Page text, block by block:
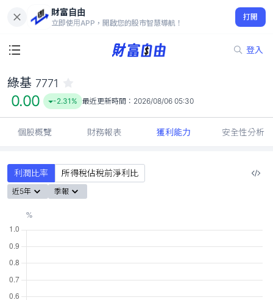
財富自由
立即使用APP，開啟您的股市智慧導航！
打開
登入
0.00
-2.31%
綠基 7771
0.00 -2.31% 最近更新時間： 2026/08/06 05:30
個股概覽 財務報表 獲利能力 安全性分析
利潤比率 所得稅佔稅前淨利比
近5年 季報